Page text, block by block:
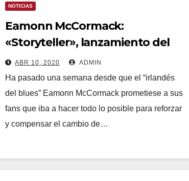
NOTICIAS
Eamonn McCormack:
«Storyteller», lanzamiento del
álbum digital, estreno del video
clip y encuentro hoy con él en
youtube
ABR 10, 2020 ADMIN
Ha pasado una semana desde que el “irlandés
del blues” Eamonn McCormack prometiese a sus
fans que iba a hacer todo lo posible para reforzar
y compensar el cambio de…